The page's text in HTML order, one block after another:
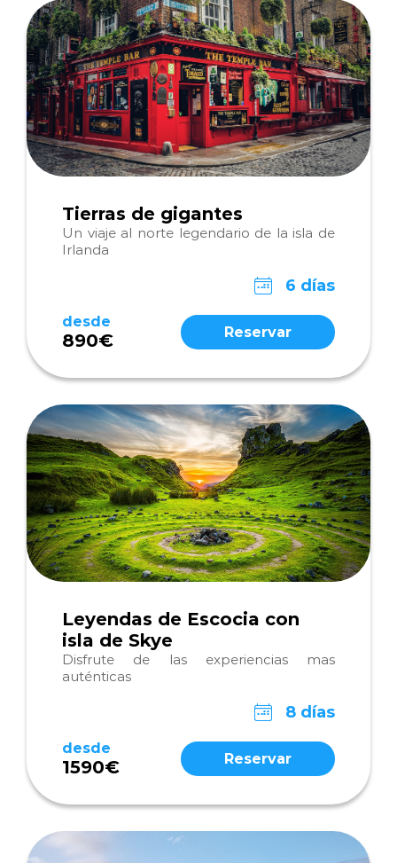
Tierras de gigantes
Un viaje al norte legendario de la isla de
Irlanda
6 días
desde
890€ Reservar
Leyendas de Escocia con
isla de Skye
Disfrute de las experiencias mas
auténticas
8 días
desde
1590€ Reservar